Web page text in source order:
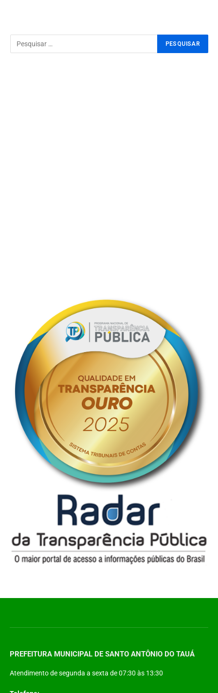
PREFEITURA MUNICIPAL DE SANTO ANTÔNIO DO TAUÁ
Atendimento de segunda a sexta de 07:30 às 13:30